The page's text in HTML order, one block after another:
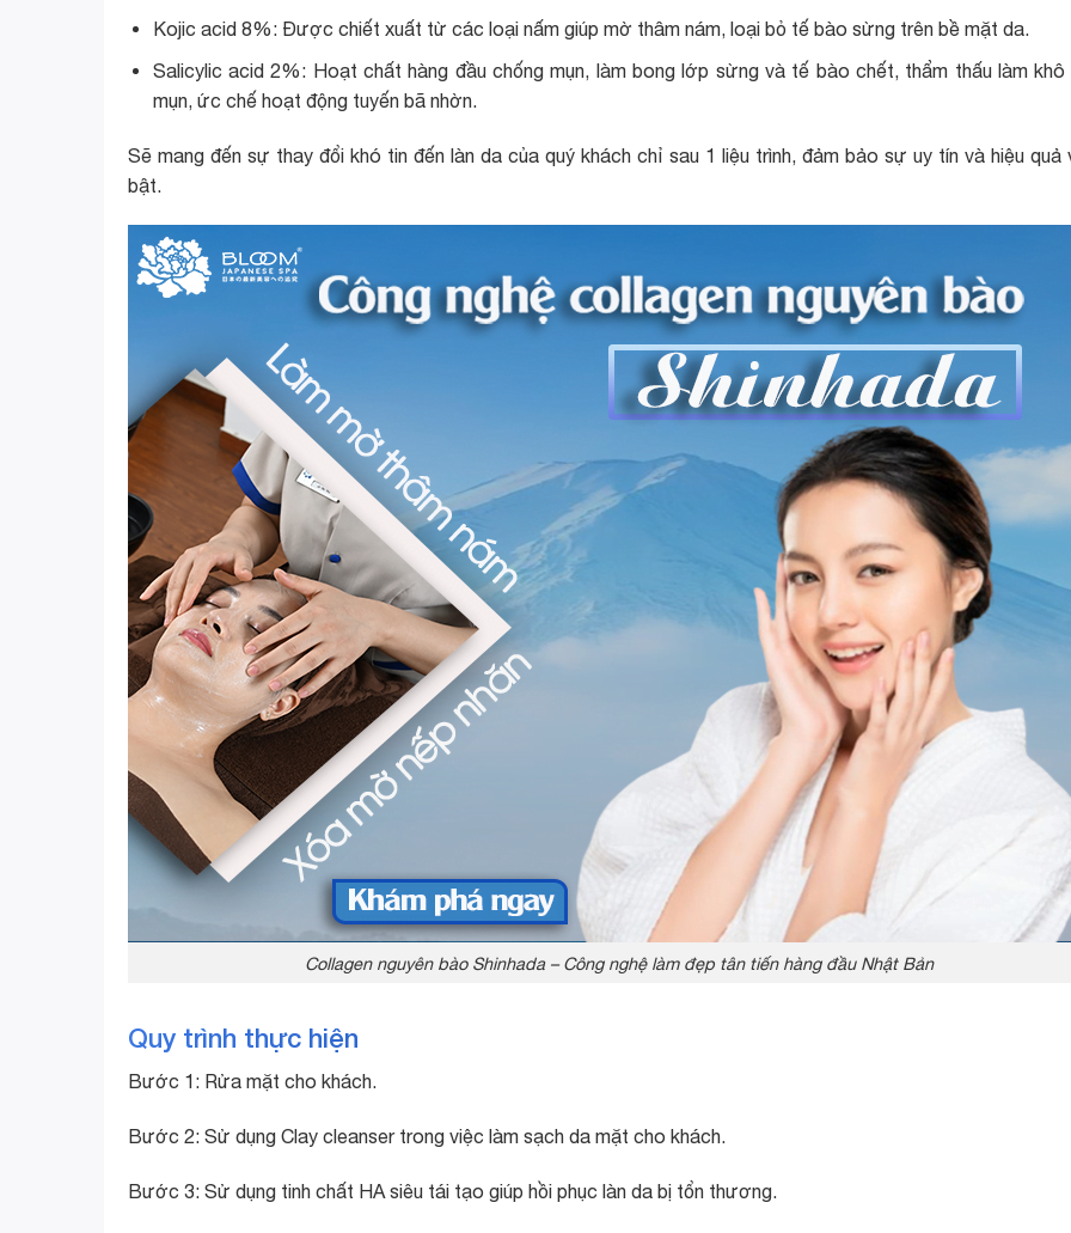
Kojic acid 8%: Được chiết xuất từ các loại nấm giúp mờ thâm nám, loại bỏ tế bào sừng trên bề mặt da.
Salicylic acid 2%: Hoạt chất hàng đầu chống mụn, làm bong lớp sừng và tế bào chết, thẩm thấu làm khô
mụn, ức chế hoạt động tuyến bã nhờn.
Sẽ mang đến sự thay đổi khó tin đến làn da của quý khách chỉ sau 1 liệu trình, đảm bảo sự uy tín và hiệu
bật.
Collagen nguyên bào Shinhada – Công nghệ làm đẹp tân tiến hàng đầu Nhật Bản
Quy trình thực hiện
Bước 1: Rửa mặt cho khách.
Bước 2: Sử dụng Clay cleanser trong việc làm sạch da mặt cho khách.
Bước 3: Sử dụng tinh chất HA siêu tái tạo giúp hồi phục làn da bị tổn thương.